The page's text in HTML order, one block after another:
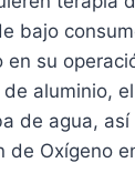
bajo
su
aluminio,
de agua,
de Oxígeno